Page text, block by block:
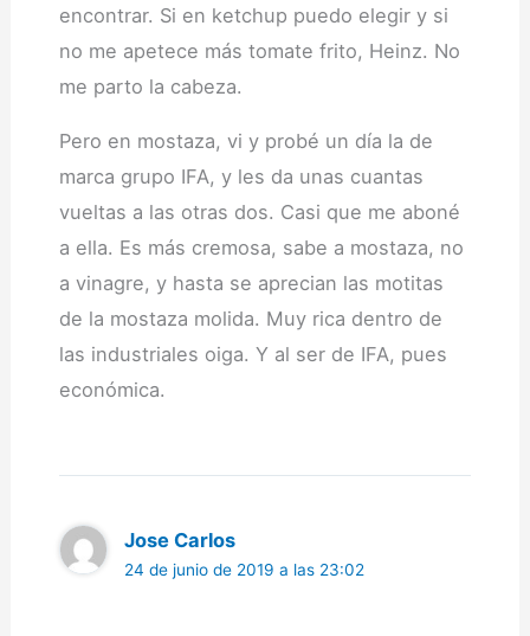
encontrar. Si en ketchup puedo elegir y si
no me apetece más tomate frito, Heinz. No
me parto la cabeza.
Pero en mostaza, vi y probé un día la de
marca grupo IFA, y les da unas cuantas
vueltas a las otras dos. Casi que me aboné
a ella. Es más cremosa, sabe a mostaza, no
a vinagre, y hasta se aprecian las motitas
de la mostaza molida. Muy rica dentro de
las industriales oiga. Y al ser de IFA, pues
económica.
Jose Carlos
24 de junio de 2019 a las 23:02